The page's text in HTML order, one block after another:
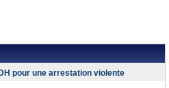
pour une arrestation violente